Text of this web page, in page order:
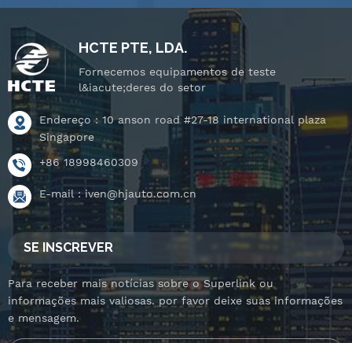
HCTE PTE, LDA.
Fornecemos equipamentos de teste
l&iacute;deres do setor
Endereço : 10 anson road #27-18 international plaza
Singapore
+86 18998460309
E-mail :iven@hjauto.com.cn
SE INSCREVER
Para receber mais notícias sobre o Superlink ou
informações mais valiosas. por favor deixe suas informações
e mensagem.